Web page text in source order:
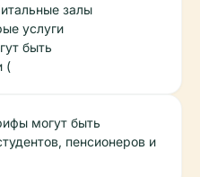
залы
услуги
быть
(
могут быть
пенсионеров и